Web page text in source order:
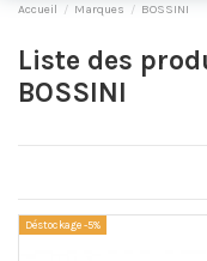
Accueil Marques BOSSINI
Liste des
BOSSINI
Déstockage -5%